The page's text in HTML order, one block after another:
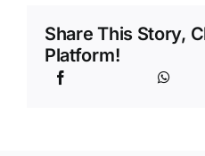
Share This Story,
Platform!